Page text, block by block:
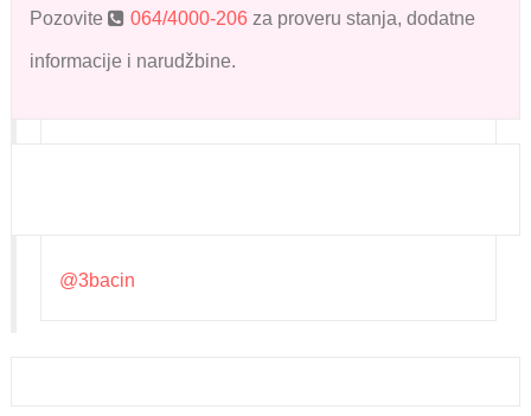
Pozovite 064/4000-206 za proveru stanja, dodatne
informacije i narudžbine.
@3bacin